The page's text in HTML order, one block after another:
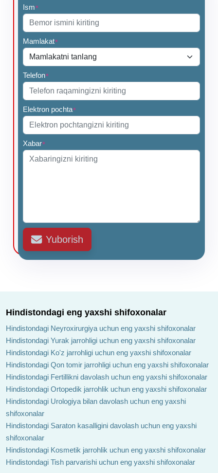
Ism*
Mamlakat*
Telefon*
Elektron pochta*
Xabar*
Yuborish
Hindistondagi eng yaxshi shifoxonalar
Hindistondagi Neyroxirurgiya uchun eng yaxshi shifoxonalar
Hindistondagi Yurak jarrohligi uchun eng yaxshi shifoxonalar
Hindistondagi Ko'z jarrohligi uchun eng yaxshi shifoxonalar
Hindistondagi Qon tomir jarrohligi uchun eng yaxshi shifoxonalar
Hindistondagi Fertillikni davolash uchun eng yaxshi shifoxonalar
Hindistondagi Ortopedik jarrohlik uchun eng yaxshi shifoxonalar
Hindistondagi Urologiya bilan davolash uchun eng yaxshi
shifoxonalar
Hindistondagi Saraton kasalligini davolash uchun eng yaxshi
shifoxonalar
Hindistondagi Kosmetik jarrohlik uchun eng yaxshi shifoxonalar
Hindistondagi Tish parvarishi uchun eng yaxshi shifoxonalar